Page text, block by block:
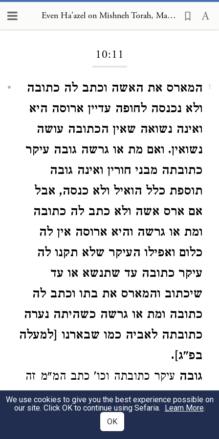
Even Ha'azel on Mishneh Torah, Marriage 10:11
10:11
1
המארס את האשה וכתב לה כתובה
ולא נכנסה לחופה עדיין ארוסה היא
ואינה נשואה שאין הכתובה עושה
נשואין. ואם מת או גרשה גובה עיקר
כתובתה מבני חורין ואינה גובה
תוספת כלל הואיל ולא כנסה, אבל
אם ארס אשה ולא כתב לה כתובה
ומת או גרשה והיא ארוסה אין לה
כלום ואפילו העיקר שלא תקנו לה
עיקר כתובה עד שתנשא או עד
שיכתוב והמארס את בתו וכתב לה
כתובה ומת או גרשה כשהיתה נערה
כתובתה לאביה כמו שבארנו [למעלה
בפ"ג].
גובה עיקר כתובתה וכו' כתב המ"מ זה
פשוט במשנה פרק אע"פ ששנינו שם
אע"פ שאמר בתולה גובה מאתים
We use cookies to give you the best experience possible on
our site. Click OK to continue using Sefaria. Learn More.
OK